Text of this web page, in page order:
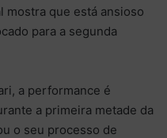
mostra que está ansioso
para a segunda
a performance é
a primeira metade da
o seu processo de